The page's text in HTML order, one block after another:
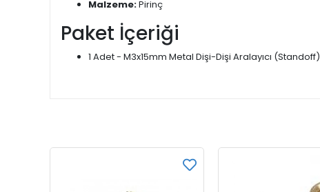
Malzeme:Pirinç
Paket İçeriği
1 Adet - M3x15mm Metal Dişi-Dişi Aralayıcı (Standoff)